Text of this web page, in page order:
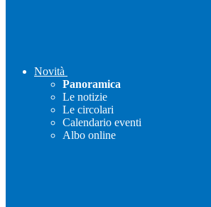
Novità
Panoramica
Le notizie
Le circolari
Calendario eventi
Albo online